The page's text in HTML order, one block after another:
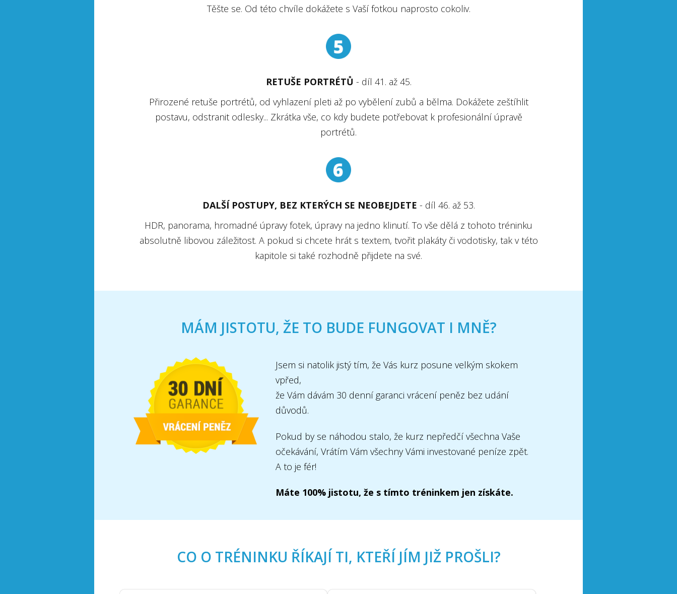
Těšte se. Od této chvíle dokážete s Vaší fotkou naprosto cokoliv.
RETUŠE PORTRÉTŮ - díl 41. až 45.
Přirozené retuše portrétů, od vyhlazení pleti až po vybělení zubů a bělma. Dokážete zeštíhlit
postavu, odstranit odlesky... Zkrátka vše, co kdy budete potřebovat k profesionální úpravě
portrétů.
DALŠÍ POSTUPY, BEZ KTERÝCH SE NEOBEJDETE - díl 46. až 53.
HDR, panorama, hromadné úpravy fotek, úpravy na jedno klinutí. To vše dělá z tohoto tréninku
absolutně libovou záležitost. A pokud si chcete hrát s textem, tvořit plakáty či vodotisky, tak v této
kapitole si také rozhodně přijdete na své.
MÁM JISTOTU, ŽE TO BUDE FUNGOVAT I MNĚ?
Jsem si natolik jistý tím, že Vás kurz posune velkým skokem
vpřed,
že Vám dávám 30 denní garanci vrácení peněz bez udání
důvodů.
Pokud by se náhodou stalo, že kurz nepředčí všechna Vaše
očekávání, Vrátím Vám všechny Vámi investované peníze zpět.
A to je fér!
Máte 100% jistotu, že s tímto tréninkem jen získáte.
CO O TRÉNINKU ŘÍKAJÍ TI, KTEŘÍ JÍM JIŽ PROŠLI?